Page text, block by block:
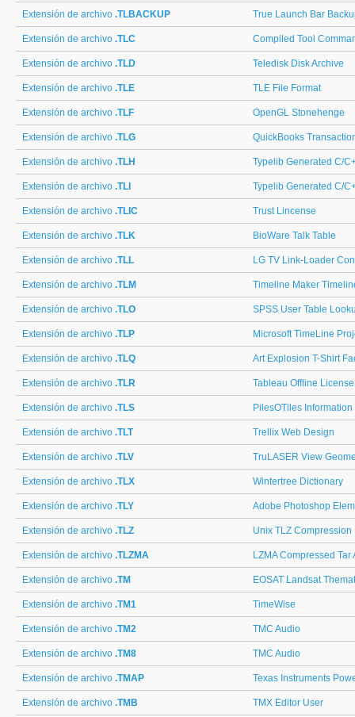
Extensión de archivo .TLBACKUP True Launch Bar
Extensión de archivo .TLC Compiled Tool
Extensión de archivo .TLD Teledisk Disk Archive
Extensión de archivo .TLE TLE File Format
Extensión de archivo .TLF OpenGL Stonehenge
Extensión de archivo .TLG QuickBooks
Extensión de archivo .TLH Typelib Generated C/
Extensión de archivo .TLI Typelib Generated C/
Extensión de archivo .TLIC Trust Lincense
Extensión de archivo .TLK BioWare Talk Table
Extensión de archivo .TLL LG TV Link-Loader
Extensión de archivo .TLM Timeline Maker
Extensión de archivo .TLO SPSS User Table
Extensión de archivo .TLP Microsoft TimeLine
Extensión de archivo .TLQ Art Explosion T-Shirt
Extensión de archivo .TLR Tableau Offline
Extensión de archivo .TLS PilesOTiles Information
Extensión de archivo .TLT Trellix Web Design
Extensión de archivo .TLV TruLASER View
Extensión de archivo .TLX Wintertree Dictionary
Extensión de archivo .TLY Adobe Photoshop
Extensión de archivo .TLZ Unix TLZ Compression
Extensión de archivo .TLZMA LZMA Compressed Tar
Extensión de archivo .TM EOSAT Landsat
Extensión de archivo .TM1 TimeWise
Extensión de archivo .TM2 TMC Audio
Extensión de archivo .TM8 TMC Audio
Extensión de archivo .TMAP Texas Instruments
Extensión de archivo .TMB TMX Editor User